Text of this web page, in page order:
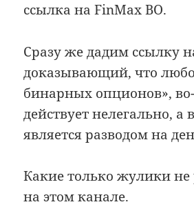
ссылка на FinMax BO.
Сразу же дадим ссылку
доказывающий, что
бинарных опционов»,
действует нелегально, а
является разводом на
Какие только жулики не
на этом канале.